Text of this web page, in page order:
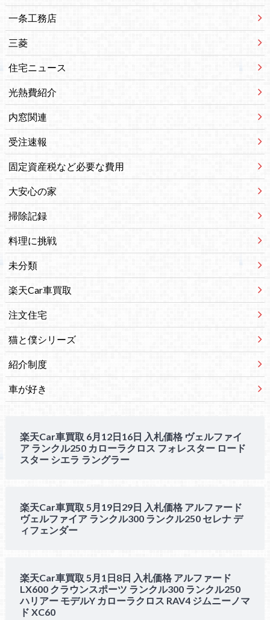
一条工務店
三菱
住宅ニュース
光熱費紹介
内窓関連
受注速報
固定資産税など必要な費用
大安心の家
掃除記録
料理に挑戦
未分類
楽天Car車買取
注文住宅
猫と僕シリーズ
紹介制度
車が好き
楽天Car車買取 6月12日16日 入札価格 ヴェルファイ
ア ランクル250 カローラクロス フォレスター ロード
スター シエラ ラングラー
楽天Car車買取 5月19日29日 入札価格 アルファード
ヴェルファイア ランクル300 ランクル250 セレナ デ
ィフェンダー
楽天Car車買取 5月1日8日 入札価格 アルファード
LX600 クラウンスポーツ ランクル300 ランクル250
ハリアー モデルY カローラクロス RAV4 ジムニーノマ
ド XC60